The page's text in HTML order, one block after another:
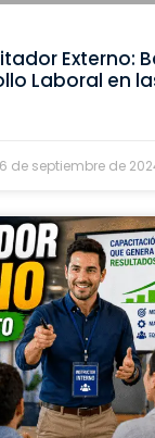
Externo:
Laboral en
de septiembre de